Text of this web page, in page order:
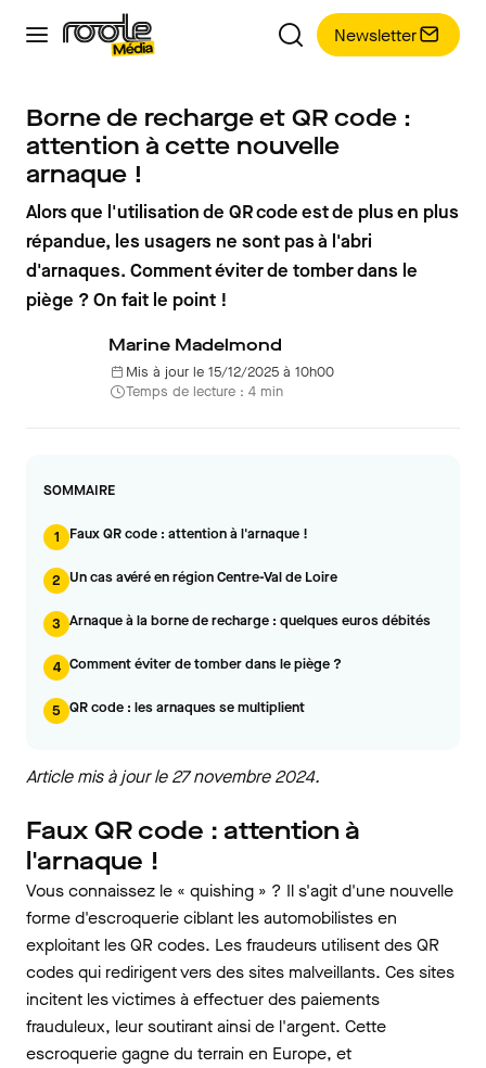
Newsletter
Borne de recharge et QR code :
attention à cette nouvelle
arnaque !
Alors que l'utilisation de QR code est de plus en plus
répandue, les usagers ne sont pas à l'abri
d'arnaques. Comment éviter de tomber dans le
piège ? On fait le point !
Marine Madelmond
Mis à jour le 15/12/2025 à 10h00
Temps de lecture : 4 min
SOMMAIRE
1 Faux QR code : attention à l'arnaque !
2 Un cas avéré en région Centre-Val de Loire
3 Arnaque à la borne de recharge : quelques euros débités
4 Comment éviter de tomber dans le piège ?
5 QR code : les arnaques se multiplient
Article mis à jour le 27 novembre 2024.
Faux QR code : attention à
l'arnaque !
Vous connaissez le « quishing » ? Il s'agit d'une nouvelle
forme d'escroquerie ciblant les automobilistes en
exploitant les QR codes. Les fraudeurs utilisent des QR
codes qui redirigent vers des sites malveillants. Ces sites
incitent les victimes à effectuer des paiements
frauduleux, leur soutirant ainsi de l'argent. Cette
escroquerie gagne du terrain en Europe, et